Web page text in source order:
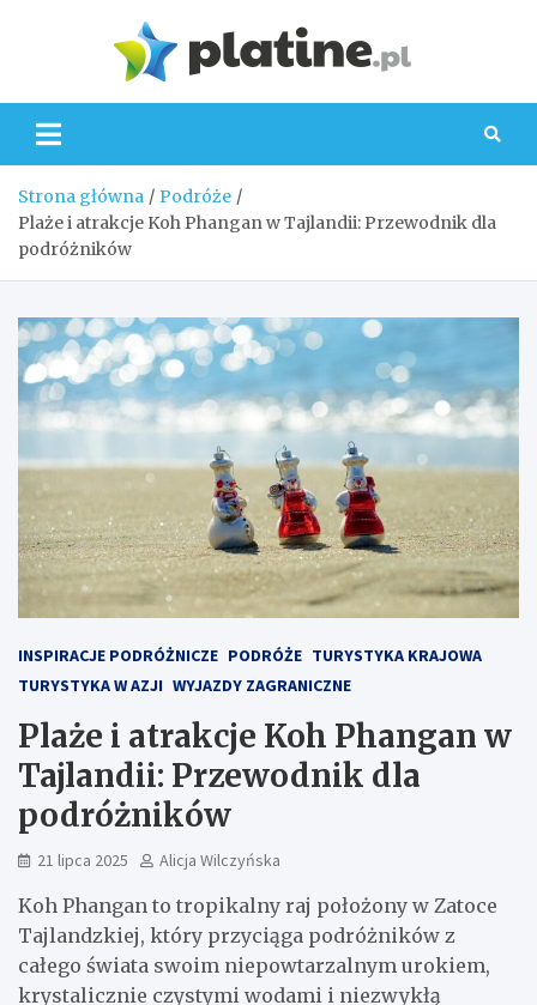
Strona główna
Podróże
Plaże i atrakcje Koh Phangan w Tajlandii: Przewodnik dla
podróżników
INSPIRACJE PODRÓŻNICZE PODRÓŻE TURYSTYKA KRAJOWA
TURYSTYKA W AZJI WYJAZDY ZAGRANICZNE
Plaże i atrakcje Koh Phangan w
Tajlandii: Przewodnik dla
podróżników
21 lipca 2025 Alicja Wilczyńska
Koh Phangan to tropikalny raj położony w Zatoce
Tajlandzkiej, który przyciąga podróżników z
całego świata swoim niepowtarzalnym urokiem,
krystalicznie czystymi wodami i niezwykłą